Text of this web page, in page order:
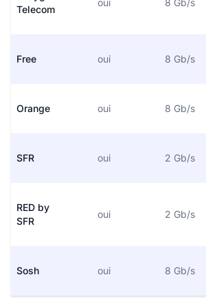
Telecom
oui 8 Gb/s
Free oui 8 Gb/s
Orange oui 8 Gb/s
SFR oui 2 Gb/s
RED by
SFR
oui 2 Gb/s
Sosh oui 8 Gb/s